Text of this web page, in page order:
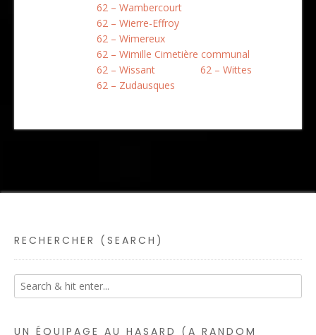
62 – Wambercourt
62 – Wierre-Effroy
62 – Wimereux
62 – Wimille Cimetière communal
62 – Wissant
62 – Wittes
62 – Zudausques
RECHERCHER (SEARCH)
UN ÉQUIPAGE AU HASARD (A RANDOM